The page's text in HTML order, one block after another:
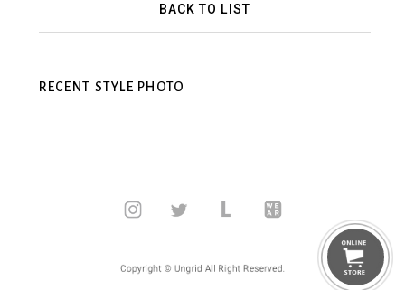
BACK TO LIST
RECENT STYLE PHOTO